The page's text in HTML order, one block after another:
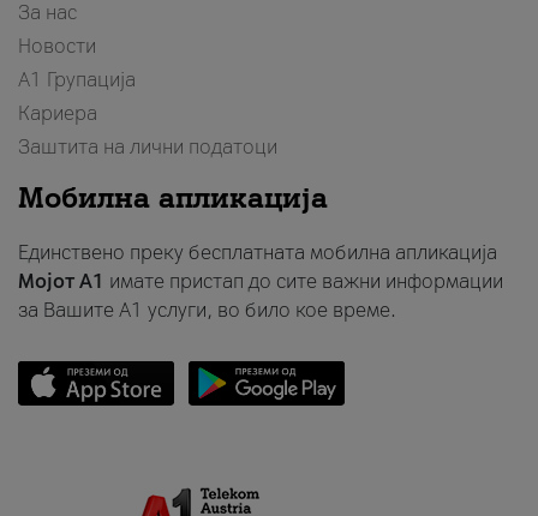
За нас
Новости
А1 Групација
Кариера
Заштита на лични податоци
Мобилна апликација
Единствено преку бесплатната мобилна апликација
Мојот A1 имате пристап до сите важни информации
за Вашите A1 услуги, во било кое време.